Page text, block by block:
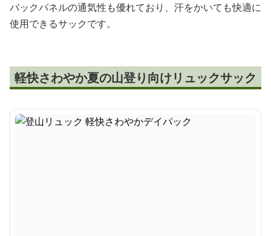
バックパネルの通気性も優れており、汗をかいても快適に
使用できるサックです。
軽快さわやか夏の山登り向けリュックサック